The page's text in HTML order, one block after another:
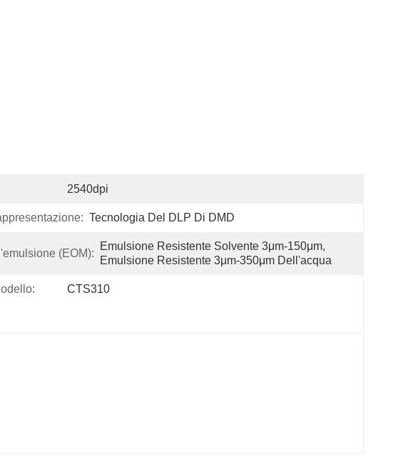
2540dpi
Tecnologia Del DLP Di DMD
(EOM):
Emulsione Resistente Solvente 3μm-150μm,
Emulsione Resistente 3μm-350μm Dell'acqua
CTS310